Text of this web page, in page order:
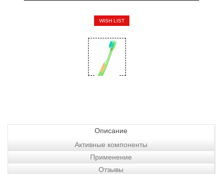
WISH LIST
Описание
Активные компоненты
Применение
Отзывы